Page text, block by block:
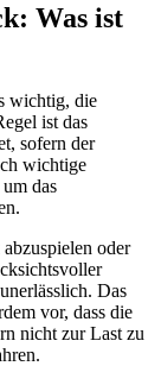
Was ist
wichtig, die
ist das
sofern der
wichtige
das
oder
Das
vor, dass die
nicht zur Last zu